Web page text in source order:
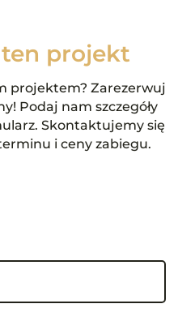
projekt
projektem? Zarezerwuj
Podaj nam szczegóły
Skontaktujemy się
i ceny zabiegu.